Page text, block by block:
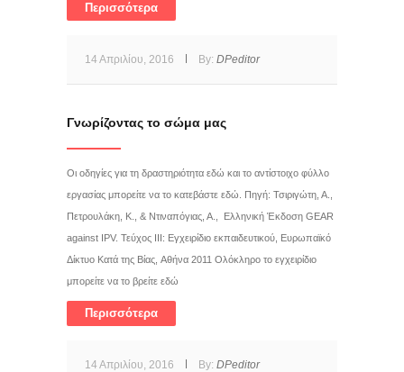
Περισσότερα
14 Απριλίου, 2016 By: DPeditor
Γνωρίζοντας το σώμα μας
Οι οδηγίες για τη δραστηριότητα εδώ και το αντίστοιχο φύλλο
εργασίας μπορείτε να το κατεβάστε εδώ. Πηγή: Τσιριγώτη, Α.,
Πετρουλάκη, Κ., & Ντιναπόγιας, Α., Ελληνική Έκδοση GEAR
against IPV. Τεύχος ΙΙΙ: Εγχειρίδιο εκπαιδευτικού, Ευρωπαϊκό
Δίκτυο Κατά της Βίας, Αθήνα 2011 Ολόκληρο το εγχειρίδιο
μπορείτε να το βρείτε εδώ
Περισσότερα
14 Απριλίου, 2016 By: DPeditor